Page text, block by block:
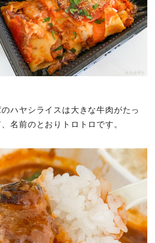
のハヤシライスは大きな牛肉がたっ
名前のとおりトロトロです。